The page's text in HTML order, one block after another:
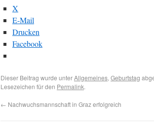
X
E-Mail
Drucken
Facebook
Dieser Beitrag wurde unterAllgemeines, Geburtstag
Lesezeichen für den Permalink.
← Nachwuchsmannschaft in Graz erfolgreich